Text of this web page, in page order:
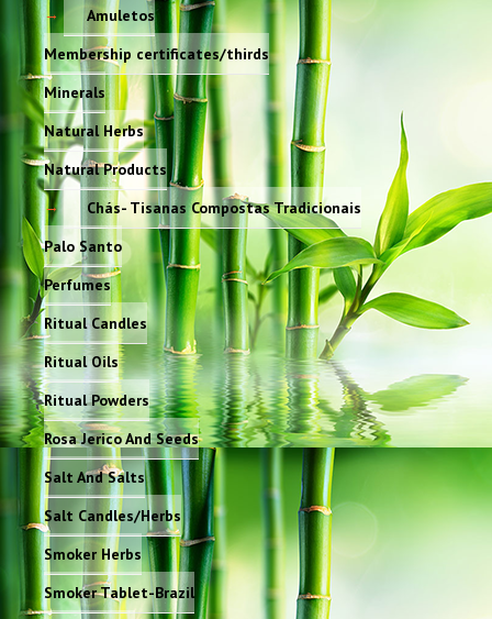
Amuletos
Membership certificates/thirds
Minerals
Natural Herbs
Natural Products
Chás- Tisanas Compostas Tradicionais
Palo Santo
Perfumes
Ritual Candles
Ritual Oils
Ritual Powders
Rosa Jerico And Seeds
Salt And Salts
Salt Candles/Herbs
Smoker Herbs
Smoker Tablet-Brazil